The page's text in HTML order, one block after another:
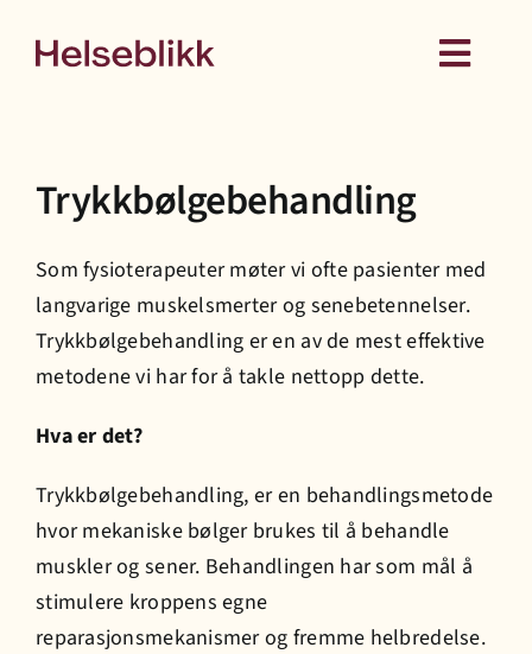
Kurs
Medlemskap
Hud
Om oss
Prisliste
Trykkbølgebehandling
Som fysioterapeuter møter vi ofte pasienter med
langvarige muskelsmerter og senebetennelser.
Trykkbølgebehandling er en av de mest effektive
metodene vi har for å takle nettopp dette.
Hva er det?
Trykkbølgebehandling, er en behandlingsmetode
hvor mekaniske bølger brukes til å behandle
muskler og sener. Behandlingen har som mål å
stimulere kroppens egne
reparasjonsmekanismer og fremme helbredelse.